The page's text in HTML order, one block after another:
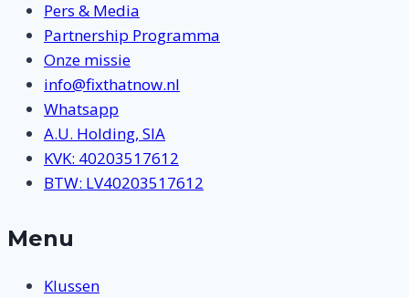
Pers & Media
Partnership Programma
Onze missie
info@fixthatnow.nl
Whatsapp
A.U. Holding, SIA
KVK: 40203517612
BTW: LV40203517612
Menu
Klussen